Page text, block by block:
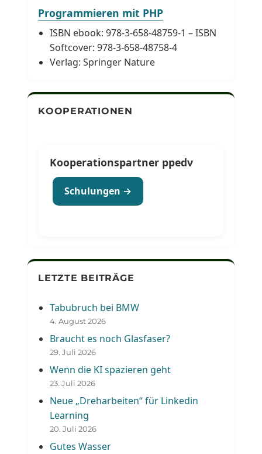
Programmieren mit PHP
ISBN ebook: 978-3-658-48759-1 – ISBN
Softcover: 978-3-658-48758-4
Verlag: Springer Nature
KOOPERATIONEN
Kooperationspartner ppedv
Schulungen →
LETZTE BEITRÄGE
Tabubruch bei BMW
4. August 2026
Braucht es noch Glasfaser?
29. Juli 2026
Wenn die KI spazieren geht
23. Juli 2026
Neue „Dreharbeiten“ für Linkedin
Learning
20. Juli 2026
Gutes Wasser